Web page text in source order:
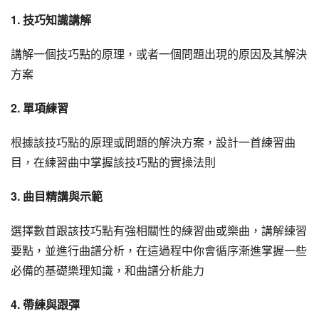
1. 技巧知識講解
講解一個技巧點的原理，或者一個問題出現的原因及其解決
方案
2. 單項練習
根據該技巧點的原理或問題的解決方案，設計一首練習曲
目，在練習曲中掌握該技巧點的實操法則
3. 曲目精講與示範
選擇數首跟該技巧點有強相關性的練習曲或樂曲，講解練習
要點，並進行曲譜分析，在這過程中你會循序漸進掌握一些
必備的基礎樂理知識，和曲譜分析能力
4. 帶練與跟彈